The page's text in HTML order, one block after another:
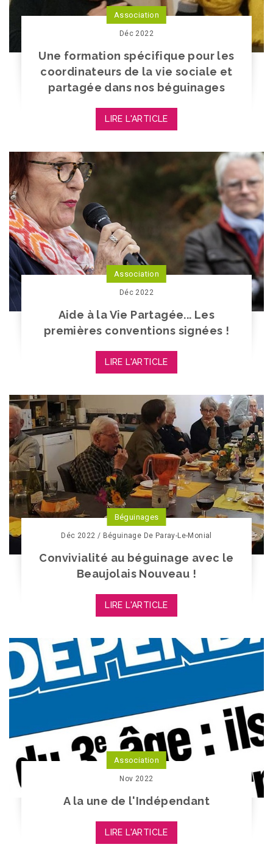
Association
Déc 2022
Une formation spécifique pour les
coordinateurs de la vie sociale et
partagée dans nos béguinages
LIRE L'ARTICLE
Association
Déc 2022
Aide à la Vie Partagée... Les
premières conventions signées !
LIRE L'ARTICLE
Béguinages
Déc 2022 / Béguinage De Paray-Le-Monial
Convivialité au béguinage avec le
Beaujolais Nouveau !
LIRE L'ARTICLE
Association
Nov 2022
A la une de l'Indépendant
LIRE L'ARTICLE